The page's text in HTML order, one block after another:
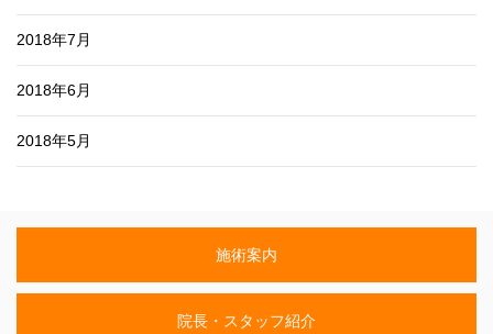
2018年7月
2018年6月
2018年5月
施術案内
院長・スタッフ紹介